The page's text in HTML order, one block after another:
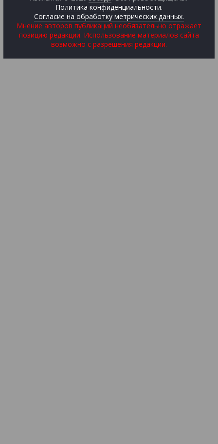
Политика конфиденциальности.
Согласие на обработку метрических данных.
Мнение авторов публикаций необязательно отражает
позицию редакции. Использование материалов сайта
возможно с разрешения редакции.